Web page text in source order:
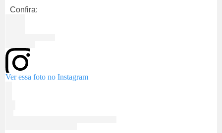
Confira:
Ver essa foto no Instagram